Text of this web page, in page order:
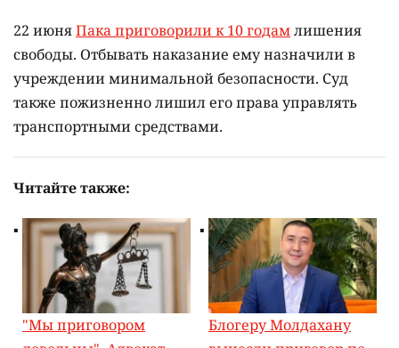
22 июняПака приговорили к 10 годамлишения
свободы. Отбывать наказание ему назначили в
учреждении минимальной безопасности. Суд
также пожизненно лишил его права управлять
транспортными средствами.
Читайте также:
"Мы приговором
Блогеру Молдахану